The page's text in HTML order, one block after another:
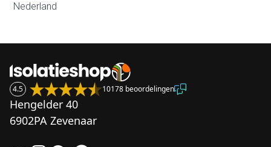
Nederland
4.5 10178 beoordelingen
Hengelder 40
6902PA Zevenaar